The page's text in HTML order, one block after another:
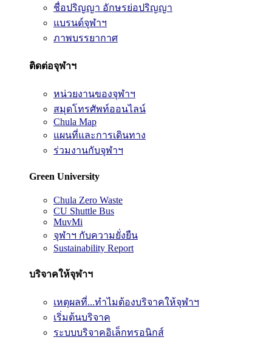
ชื่อปริญญา อักษรย่อปริญญา
แบรนด์จุฬาฯ
ภาพบรรยากาศ
ติดต่อจุฬาฯ
หน่วยงานของจุฬาฯ
สมุดโทรศัพท์ออนไลน์
Chula Map
แผนที่และการเดินทาง
ร่วมงานกับจุฬาฯ
Green University
Chula Zero Waste
CU Shuttle Bus
MuvMi
จุฬาฯ กับความยั่งยืน
Sustainability Report
บริจาคให้จุฬาฯ
เหตุผลที่...ทำไมต้องบริจาคให้จุฬาฯ
เริ่มต้นบริจาค
ระบบบริจาคอิเล็กทรอนิกส์